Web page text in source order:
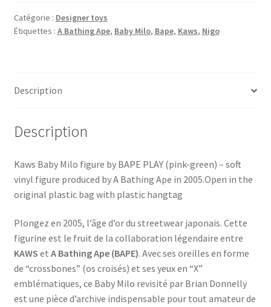
Catégorie : Designer toys
Étiquettes : A Bathing Ape, Baby Milo, Bape, Kaws, Nigo
Description
Description
Kaws Baby Milo figure by BAPE PLAY (pink-green) – soft
vinyl figure produced by A Bathing Ape in 2005.Open in the
original plastic bag with plastic hangtag
Plongez en 2005, l’âge d’or du streetwear japonais. Cette
figurine est le fruit de la collaboration légendaire entre
KAWS et A Bathing Ape (BAPE). Avec ses oreilles en forme
de “crossbones” (os croisés) et ses yeux en “X”
emblématiques, ce Baby Milo revisité par Brian Donnelly
est une pièce d’archive indispensable pour tout amateur de